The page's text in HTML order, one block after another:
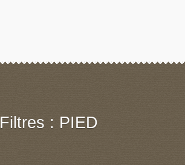
Filtres : PIED